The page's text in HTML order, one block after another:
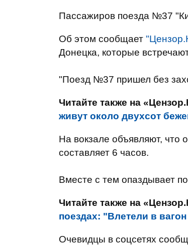
Пассажиров поезда №37
Об этом сообщает
Донецка, которые
"Поезд №37 пришел без
Читайте также на
живут около двухсот
На вокзале объявляют, что
составляет 6 часов.
Вместе с тем опаздывает
Читайте также на
поездах: "Влетели в
Очевидцы в соцсетях